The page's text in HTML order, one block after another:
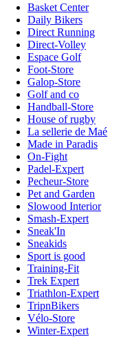
Basket Center
Daily Bikers
Direct Running
Direct-Volley
Espace Golf
Foot-Store
Galop-Store
Golf and co
Handball-Store
House of rugby
La sellerie de Maé
Made in Paradis
On-Fight
Padel-Expert
Pecheur-Store
Pet and Garden
Slowood Interior
Smash-Expert
Sneak'In
Sneakids
Sport is good
Training-Fit
Trek Expert
Triathlon-Expert
TripnBikers
Vélo-Store
Winter-Expert